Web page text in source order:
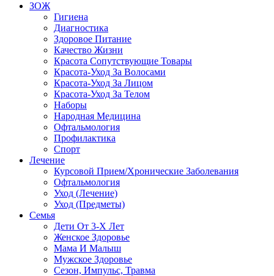
ЗОЖ
Гигиена
Диагностика
Здоровое Питание
Качество Жизни
Красота Сопутствующие Товары
Красота-Уход За Волосами
Красота-Уход За Лицом
Красота-Уход За Телом
Наборы
Народная Медицина
Офтальмология
Профилактика
Спорт
Лечение
Курсовой Прием/Хронические Заболевания
Офтальмология
Уход (Лечение)
Уход (Предметы)
Семья
Дети От 3-Х Лет
Женское Здоровье
Мама И Малыш
Мужское Здоровье
Сезон, Импульс, Травма